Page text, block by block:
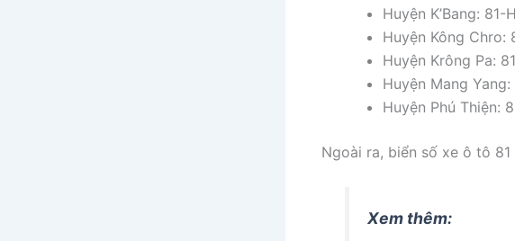
Huyện K’Bang: 81-
Huyện Kông Chro:
Huyện Krông Pa:
Huyện Mang Yang:
Huyện Phú Thiện:
Ngoài ra, biển số xe ô tô 81
Xem thêm: